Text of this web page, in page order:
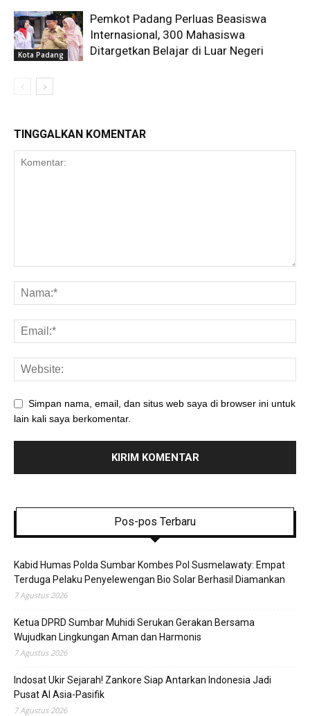
Kota Padang
Pemkot Padang Perluas Beasiswa
Internasional, 300 Mahasiswa
Ditargetkan Belajar di Luar Negeri
TINGGALKAN KOMENTAR
Simpan nama, email, dan situs web saya di browser ini untuk
lain kali saya berkomentar.
Pos-pos Terbaru
Kabid Humas Polda Sumbar Kombes Pol Susmelawaty: Empat
Terduga Pelaku Penyelewengan Bio Solar Berhasil Diamankan
7 Agustus 2026
Ketua DPRD Sumbar Muhidi Serukan Gerakan Bersama
Wujudkan Lingkungan Aman dan Harmonis
7 Agustus 2026
Indosat Ukir Sejarah! Zankore Siap Antarkan Indonesia Jadi
Pusat AI Asia-Pasifik
7 Agustus 2026